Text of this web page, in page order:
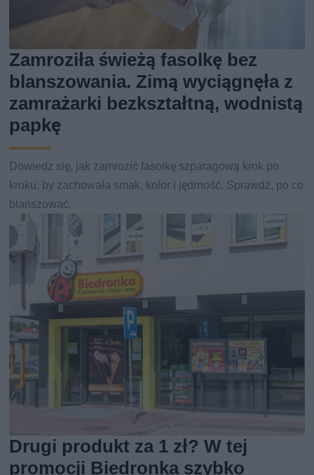
Zamroziła świeżą fasolkę bez
blanszowania. Zimą wyciągnęła z
zamrażarki bezkształtną, wodnistą
papkę
Dowiedz się, jak zamrozić fasolkę szparagową krok po
kroku, by zachowała smak, kolor i jędrność. Sprawdź, po co
blanszować.
Drugi produkt za 1 zł? W tej
promocji Biedronka szybko